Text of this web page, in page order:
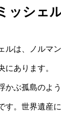
ッシェ
ルは、ノルマ
にあります。
かぶ孤島のよ
す。世界遺産